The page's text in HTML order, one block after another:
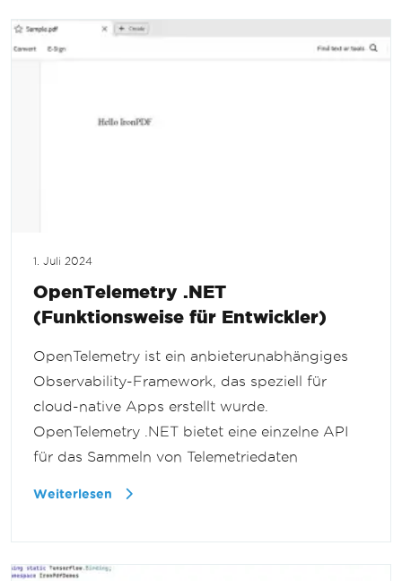
1. Juli 2024
OpenTelemetry .NET
(Funktionsweise für Entwickler)
OpenTelemetry ist ein anbieterunabhängiges
Observability-Framework, das speziell für
cloud-native Apps erstellt wurde.
OpenTelemetry .NET bietet eine einzelne API
für das Sammeln von Telemetriedaten
Weiterlesen